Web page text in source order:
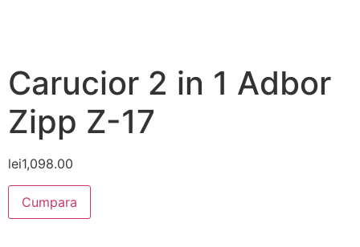
Carucior 2 in 1 Adbor
Zipp Z-17
lei1,098.00
Cumpara